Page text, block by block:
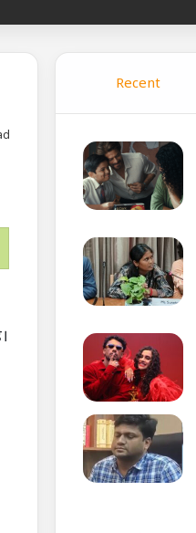
Recent